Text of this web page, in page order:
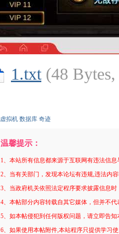
1.txt (48
虚拟机 数据库 奇迹
温馨提示：
1、本站所有信息都来源于互联网有违法信
2、当有关部门，发现本论坛有违规,违法内
3、当政府机关依照法定程序要求披露信息
4、本帖部分内容转载自其它媒体，但并不
5、如本帖侵犯到任何版权问题，请立即告
6、如果使用本帖附件,本站程序只提供学习